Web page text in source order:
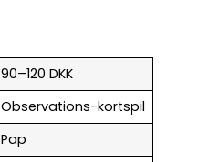
90–120 DKK
Observations-kortspil
Pap